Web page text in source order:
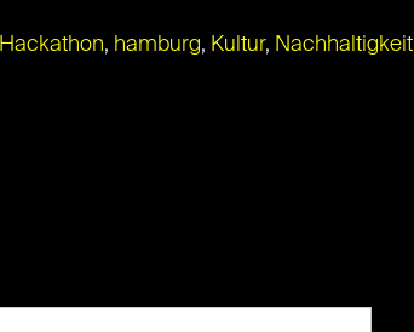
Hackathon, hamburg, Kultur, Nachhaltigkeit